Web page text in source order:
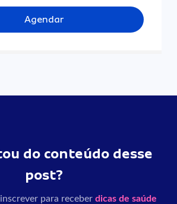
Agendar
do conteúdo desse
post?
para receber dicas de saúde